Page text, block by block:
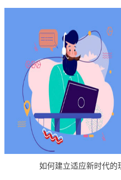
如何建立适应新时代的